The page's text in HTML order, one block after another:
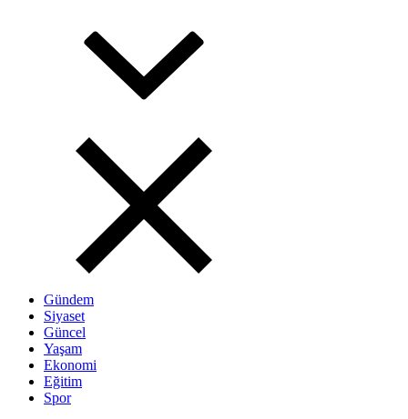
Gündem
Siyaset
Güncel
Yaşam
Ekonomi
Eğitim
Spor